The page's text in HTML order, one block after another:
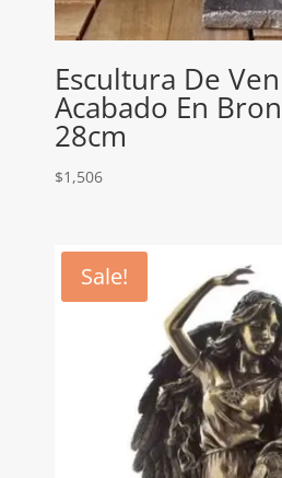
Escultura De
Acabado En
28cm
$1,506
Sale!